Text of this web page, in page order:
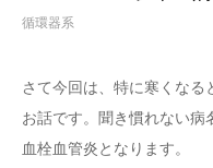
循環器系
さて今回は、特に寒くな
お話です。聞き慣れない病
血栓血管炎となります。
皮膚のトラブル
メンタルヘルス
よくある質問